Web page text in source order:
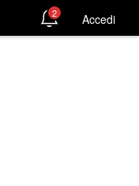
2 Accedi